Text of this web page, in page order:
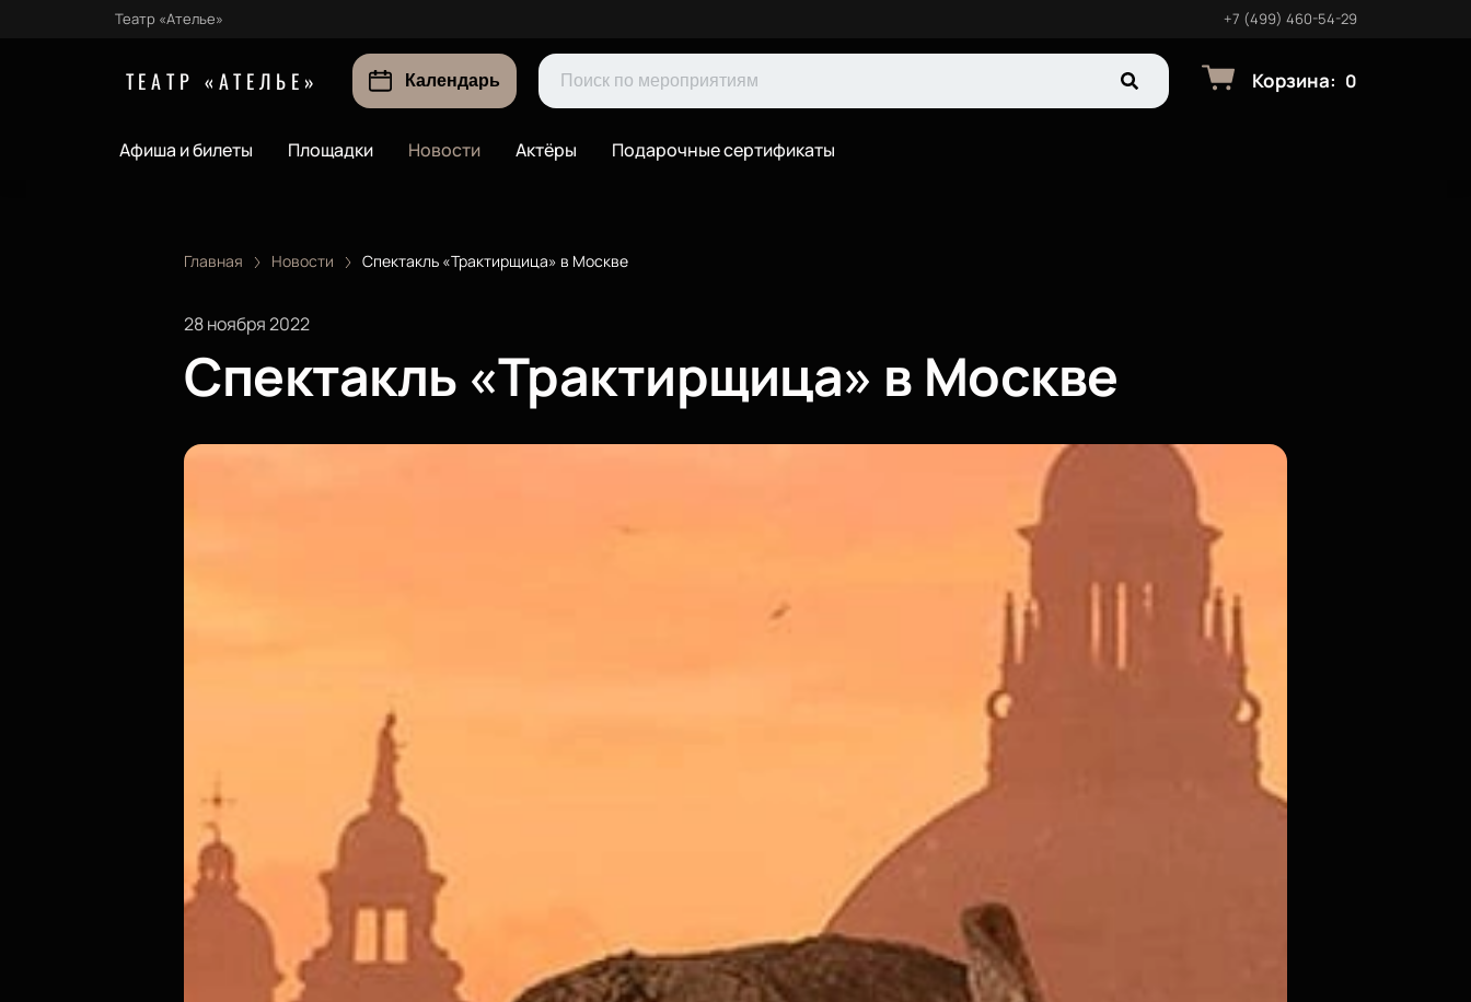
Театр «Ателье» +7 (499) 460-54-29
ТЕАТР «АТЕЛЬЕ» Календарь Корзина: 0
Афиша и билеты Площадки Новости Актёры Подарочные сертификаты
Главная Новости Спектакль «Трактирщица» в Москве
28 ноября 2022
Спектакль «Трактирщица» в Москве